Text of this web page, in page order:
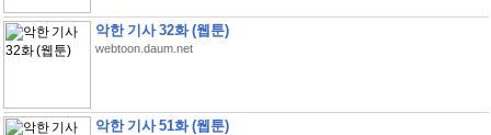
악한 기사 32화 (웹툰)
webtoon.daum.net
악한 기사 51화 (웹툰)